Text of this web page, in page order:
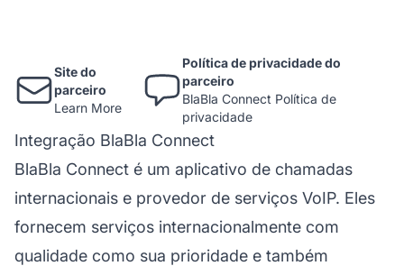
Site do
parceiro
Learn More
Política de privacidade do
parceiro
BlaBla Connect Política de
privacidade
Integração BlaBla Connect
BlaBla Connect é um aplicativo de chamadas
internacionais e provedor de serviços VoIP. Eles
fornecem serviços internacionalmente com
qualidade como sua prioridade e também